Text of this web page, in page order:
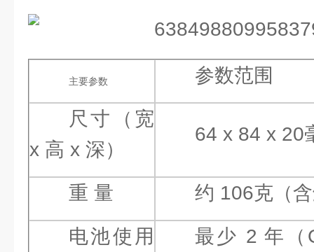
主要参数
参数范围
尺寸（宽
x 高 x 深）
64 x 84 x 20
重 量
约 106克（
电池使用
最少 2 年（